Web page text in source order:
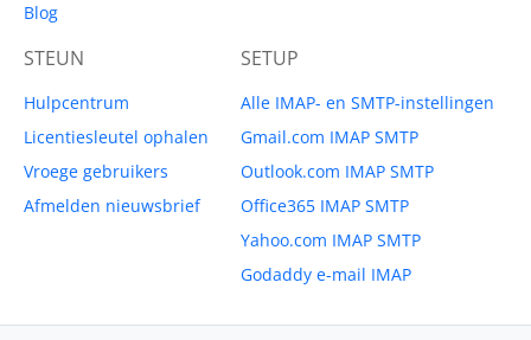
Blog
STEUN
Hulpcentrum
Licentiesleutel ophalen
Vroege gebruikers
Afmelden nieuwsbrief
SETUP
Alle IMAP- en SMTP-instellingen
Gmail.com IMAP SMTP
Outlook.com IMAP SMTP
Office365 IMAP SMTP
Yahoo.com IMAP SMTP
Godaddy e-mail IMAP